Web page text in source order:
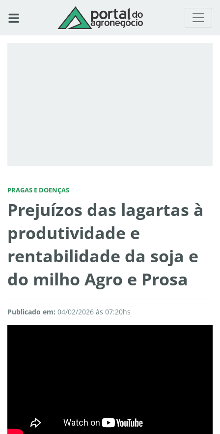
PRAGAS E DOENÇAS
Prejuízos das lagartas à
produtividade e
rentabilidade da soja e
do milho Agro e Prosa
Publicado em: 04/02/2026 às 07:20hs